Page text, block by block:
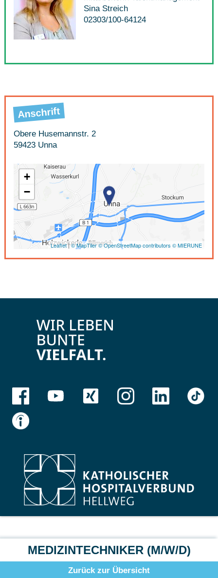
Sina Streich
02303/100-64124
Anschrift
Obere Husemannstr. 2
59423 Unna
MEDIZINTECHNIKER (M/W/D)
Zurück zur Übersicht